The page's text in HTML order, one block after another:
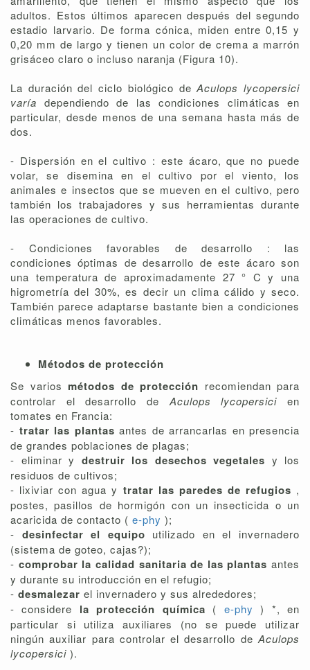
adultos. Estos últimos aparecen después del segundo
estadio larvario. De forma cónica, miden entre 0,15 y
0,20 mm de largo y tienen un color de crema a marrón
grisáceo claro o incluso naranja (Figura 10).
La duración del ciclo biológico deAculops lycopersici
varía dependiendo de las condiciones climáticas en
particular, desde menos de una semana hasta más de
dos.
- Dispersión en el cultivo : este ácaro, que no puede
volar, se disemina en el cultivo por el viento, los
animales e insectos que se mueven en el cultivo, pero
también los trabajadores y sus herramientas durante
las operaciones de cultivo.
- Condiciones favorables de desarrollo : las
condiciones óptimas de desarrollo de este ácaro son
una temperatura de aproximadamente 27 ° C y una
higrometría del 30%, es decir un clima cálido y seco.
También parece adaptarse bastante bien a condiciones
climáticas menos favorables.
Métodos de protección
Se varios métodos de protección recomiendan para
controlar el desarrollo de Aculops lycopersicien
tomates en Francia:
- tratar las plantas antes de arrancarlas en presencia
de grandes poblaciones de plagas;
- eliminar y destruir los desechos vegetales y los
residuos de cultivos;
- lixiviar con agua y tratar las paredes de refugios ,
postes, pasillos de hormigón con un insecticida o un
acaricida de contacto ( e-phy );
- desinfectar el equipo utilizado en el invernadero
(sistema de goteo, cajas?);
- comprobar la calidad sanitaria de las plantas antes
y durante su introducción en el refugio;
- desmalezar el invernadero y sus alrededores;
- considere la protección química ( e-phy) *, en
particular si utiliza auxiliares (no se puede utilizar
ningún auxiliar para controlar el desarrollo de Aculops
lycopersici ).